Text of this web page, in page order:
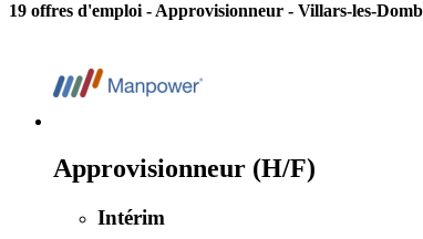
19 offres d'emploi - Approvisionneur - Villars-les-
Approvisionneur (H/F)
Intérim